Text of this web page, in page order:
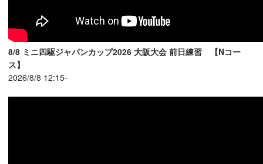
8/8 ミニ四駆ジャパンカップ2026 大阪大会 前日練習 【Nコー
ス】
2026/8/8 12:15-